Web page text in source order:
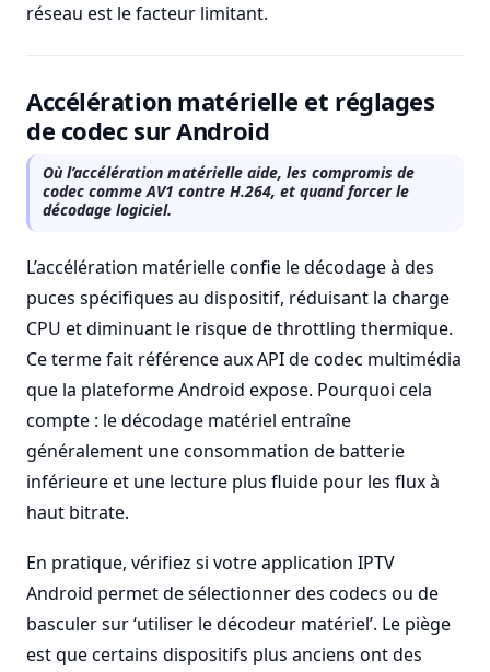
réseau est le facteur limitant.
Accélération matérielle et réglages
de codec sur Android
Où l’accélération matérielle aide, les compromis de
codec comme AV1 contre H.264, et quand forcer le
décodage logiciel.
L’accélération matérielle confie le décodage à des
puces spécifiques au dispositif, réduisant la charge
CPU et diminuant le risque de throttling thermique.
Ce terme fait référence aux API de codec multimédia
que la plateforme Android expose. Pourquoi cela
compte : le décodage matériel entraîne
généralement une consommation de batterie
inférieure et une lecture plus fluide pour les flux à
haut bitrate.
En pratique, vérifiez si votre application IPTV
Android permet de sélectionner des codecs ou de
basculer sur ‘utiliser le décodeur matériel’. Le piège
est que certains dispositifs plus anciens ont des